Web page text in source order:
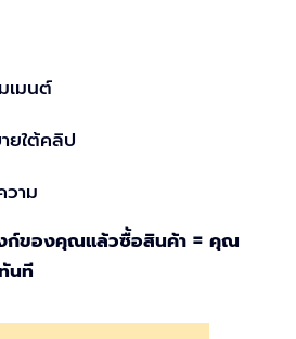
เมนต์
ยใต้คลิป
าม
ก์ของคุณแล้วซื้อสินค้า = คุณ
นที